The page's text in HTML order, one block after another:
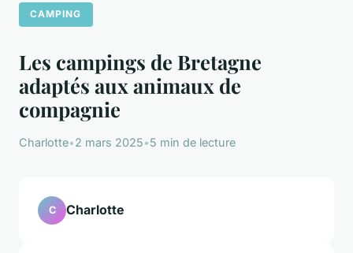
CAMPING
Les campings de Bretagne
adaptés aux animaux de
compagnie
Charlotte•2 mars 2025•5 min de lecture
C Charlotte